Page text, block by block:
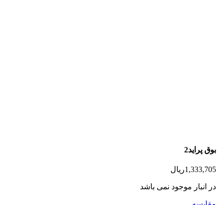
بوق پراید2
1,333,705ریال
در انبار موجود نمی باشد